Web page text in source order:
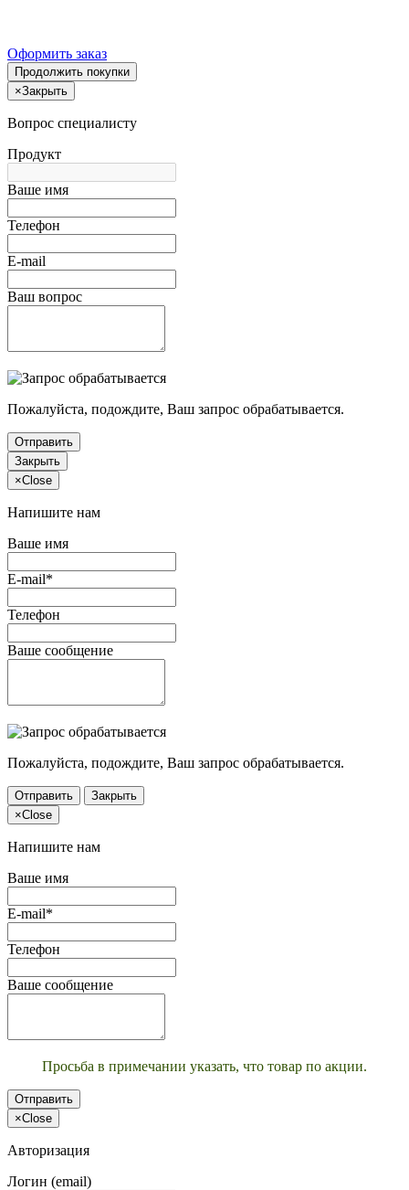
Оформить заказ
Продолжить покупки
×Закрыть
Вопрос специалисту
Продукт
Ваше имя
Телефон
E-mail
Ваш вопрос
Пожалуйста, подождите, Ваш запрос обрабатывается.
Отправить
Закрыть
×Close
Напишите нам
Ваше имя
E-mail*
Телефон
Ваше сообщение
Пожалуйста, подождите, Ваш запрос обрабатывается.
Отправить
Закрыть
×Close
Напишите нам
Ваше имя
E-mail*
Телефон
Ваше сообщение
Просьба в примечании указать, что товар по акции.
Отправить
×Close
Авторизация
Логин (email)